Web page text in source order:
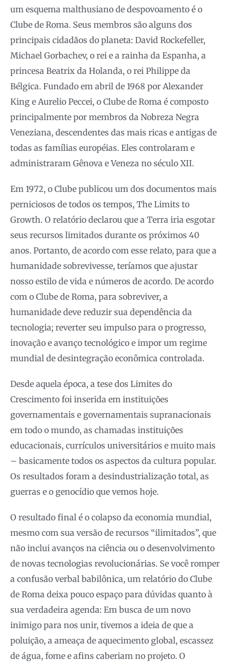
um esquema malthusiano de despovoamento é o
Clube de Roma. Seus membros são alguns dos
principais cidadãos do planeta: David Rockefeller,
Michael Gorbachev, o rei e a rainha da Espanha, a
princesa Beatrix da Holanda, o rei Philippe da
Bélgica. Fundado em abril de 1968 por Alexander
King e Aurelio Peccei, o Clube de Roma é composto
principalmente por membros da Nobreza Negra
Veneziana, descendentes das mais ricas e antigas de
todas as famílias européias. Eles controlaram e
administraram Gênova e Veneza no século XII.
Em 1972, o Clube publicou um dos documentos mais
perniciosos de todos os tempos, The Limits to
Growth. O relatório declarou que a Terra iria esgotar
seus recursos limitados durante os próximos 40
anos. Portanto, de acordo com esse relato, para que a
humanidade sobrevivesse, teríamos que ajustar
nosso estilo de vida e números de acordo. De acordo
com o Clube de Roma, para sobreviver, a
humanidade deve reduzir sua dependência da
tecnologia; reverter seu impulso para o progresso,
inovação e avanço tecnológico e impor um regime
mundial de desintegração econômica controlada.
Desde aquela época, a tese dos Limites do
Crescimento foi inserida em instituições
governamentais e governamentais supranacionais
em todo o mundo, as chamadas instituições
educacionais, currículos universitários e muito mais
– basicamente todos os aspectos da cultura popular.
Os resultados foram a desindustrialização total, as
guerras e o genocídio que vemos hoje.
O resultado final é o colapso da economia mundial,
mesmo com sua versão de recursos “ilimitados”, que
não inclui avanços na ciência ou o desenvolvimento
de novas tecnologias revolucionárias. Se você romper
a confusão verbal babilônica, um relatório do Clube
de Roma deixa pouco espaço para dúvidas quanto à
sua verdadeira agenda: Em busca de um novo
inimigo para nos unir, tivemos a ideia de que a
poluição, a ameaça de aquecimento global, escassez
de água, fome e afins caberiam no projeto. O